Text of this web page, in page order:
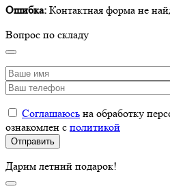
Ошибка: Контактная форма не
Вопрос по складу
Соглашаюсь на обработку
ознакомлен с политикой
Дарим летний подарок!